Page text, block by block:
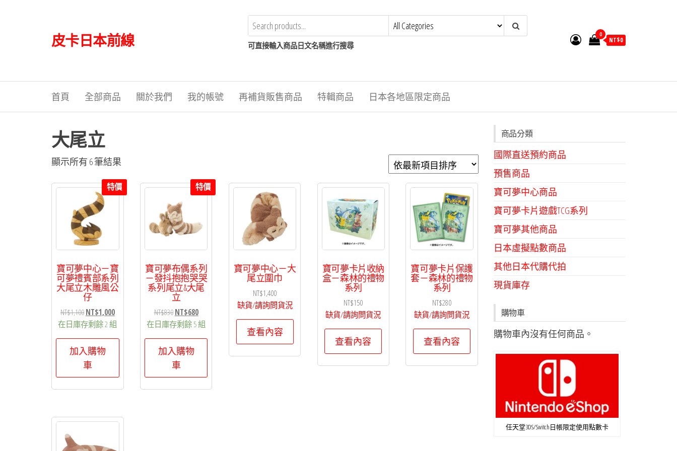
皮卡日本前線 可直接輸入商品日文名稱進行搜尋
0
NT$0
首頁 全部商品 關於我們 我的帳號 再補貨販售商品 特輯商品 日本各地區限定商品
大尾立
顯示所有 6 筆結果
新
特價
寶可夢中心－寶
可夢禮賓部系列
大尾立木雕風公
仔
NT$1,100原
始
價
格：
NT$1,100。
NT$1,000目
前
價
在日庫存剩餘 2 組
加入購物
車
特價
寶可夢布偶系列
－發抖抱抱哭哭
系列尾立&大尾
立
NT$830 原
始
價
格：
NT$830。
NT$680目
前
價
在日庫存剩餘 5 組
加入購物
車
寶可夢中心－大
尾立圍巾
NT$1,400
缺貨/請詢問貨況
查看內容
寶可夢卡片收納
盒－森林的禮物
系列
NT$150
缺貨/請詢問貨況
查看內容
寶可夢卡片保護
套－森林的禮物
系列
NT$280
缺貨/請詢問貨況
查看內容
商品分類
國際直送預約商品
預售商品
寶可夢中心商品
寶可夢卡片遊戲TCG系列
寶可夢其他商品
日本虛擬點數商品
其他日本代購代拍
現貨庫存
購物車
購物車內沒有任何商品。
任天堂3DS/Switch日帳限定使用點數卡